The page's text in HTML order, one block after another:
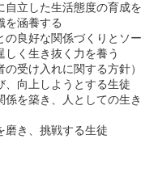
立した生活態度の育成を
を涵養する
良好な関係づくりとソー
く生き抜く力を養う
受け入れに関する方針）
向上しようとする生徒
を築き、人としての生き
き、挑戦する生徒